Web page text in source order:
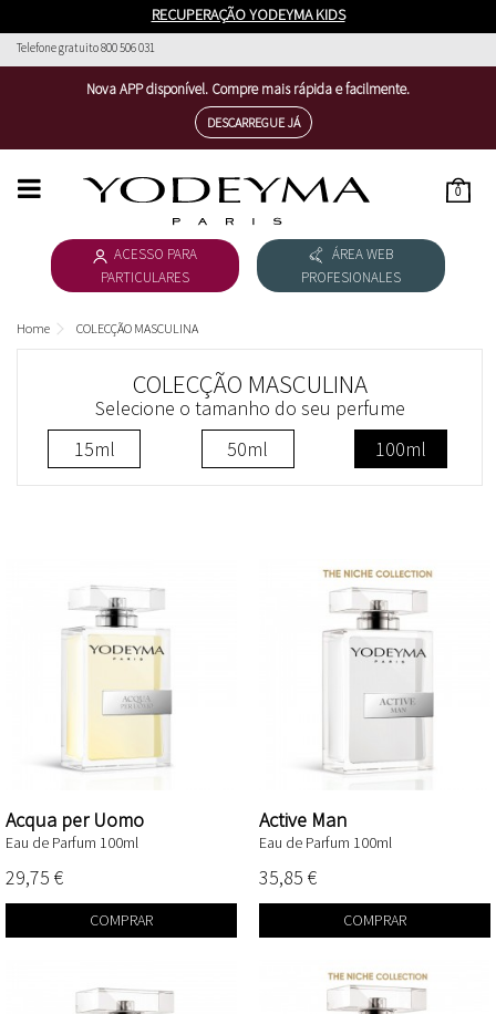
RECUPERAÇÃO YODEYMA KIDS
Telefone gratuito 800 506 031
Nova APP disponível. Compre mais rápida e facilmente.
DESCARREGUE JÁ
0
ACESSO PARA
PARTICULARES
ÁREA WEB
PROFESIONALES
COLECÇÃO FEMININA
COLECÇÃO MASCULINA
ESSENTIAL COSMETICS
Home COLECÇÃO MASCULINA
Acqua per Uomo
Eau de Parfum 100ml
29,75 €
COMPRAR
Active Man
Eau de Parfum 100ml
35,85 €
COMPRAR
COLECÇÃO MASCULINA
Selecione o tamanho do seu perfume
15ml
50ml 100ml